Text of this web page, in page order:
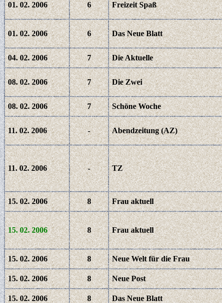
01. 02. 2006 6 Freizeit Spaß
01. 02. 2006 6 Das Neue Blatt
04. 02. 2006 7 Die Aktuelle
08. 02. 2006 7 Die Zwei
08. 02. 2006 7 Schöne Woche
11. 02. 2006 - Abendzeitung (AZ)
11. 02. 2006 - TZ
15. 02. 2006 8 Frau aktuell
15. 02. 2006 8 Frau aktuell
15. 02. 2006 8 Neue Welt für die Frau
15. 02. 2006 8 Neue Post
15. 02. 2006 8 Das Neue Blatt